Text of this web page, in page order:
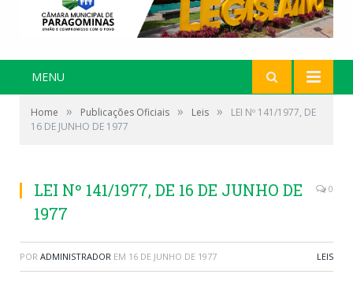
MENU
Home » Publicações Oficiais » Leis »
LEI Nº 141/1977, DE
16 DE JUNHO DE 1977
LEI Nº 141/1977, DE 16 DE JUNHO DE
1977
0
POR ADMINISTRADOR EM 16 DE JUNHO DE 1977 LEIS